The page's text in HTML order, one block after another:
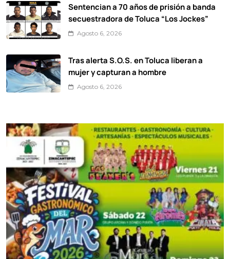
Sentencian a 70 años de prisión a banda
secuestradora de Toluca “Los Jockes”
Agosto 6, 2026
Tras alerta S.O.S. en Toluca liberan a
mujer y capturan a hombre
Agosto 6, 2026